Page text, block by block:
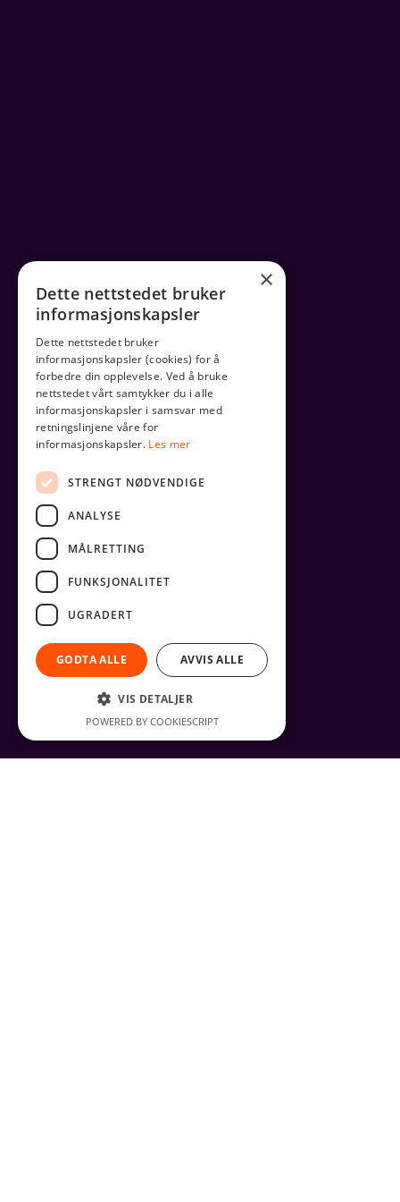
×
Dette nettstedet bruker
informasjonskapsler
Dette nettstedet bruker
informasjonskapsler (cookies) for å
forbedre din opplevelse. Ved å bruke
nettstedet vårt samtykker du i alle
informasjonskapsler i samsvar med
retningslinjene våre for
informasjonskapsler. Les mer
STRENGT NØDVENDIGE
ANALYSE
MÅLRETTING
FUNKSJONALITET
UGRADERT
GODTA ALLE AVVIS ALLE
VIS DETALJER
POWERED BY COOKIESCRIPT